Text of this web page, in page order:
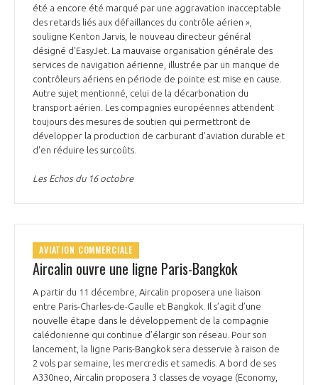
été a encore été marqué par une aggravation inacceptable
des retards liés aux défaillances du contrôle aérien »,
souligne Kenton Jarvis, le nouveau directeur général
désigné d'EasyJet. La mauvaise organisation générale des
services de navigation aérienne, illustrée par un manque de
contrôleurs aériens en période de pointe est mise en cause.
Autre sujet mentionné, celui de la décarbonation du
transport aérien. Les compagnies européennes attendent
toujours des mesures de soutien qui permettront de
développer la production de carburant d’aviation durable et
d'en réduire les surcoûts.
Les Echos du 16 octobre
AVIATION COMMERCIALE
Aircalin ouvre une ligne Paris-Bangkok
A partir du 11 décembre, Aircalin proposera une liaison
entre Paris-Charles-de-Gaulle et Bangkok. Il s’agit d’une
nouvelle étape dans le développement de la compagnie
calédonienne qui continue d’élargir son réseau. Pour son
lancement, la ligne Paris-Bangkok sera desservie à raison de
2 vols par semaine, les mercredis et samedis. A bord de ses
A330neo, Aircalin proposera 3 classes de voyage (Economy,